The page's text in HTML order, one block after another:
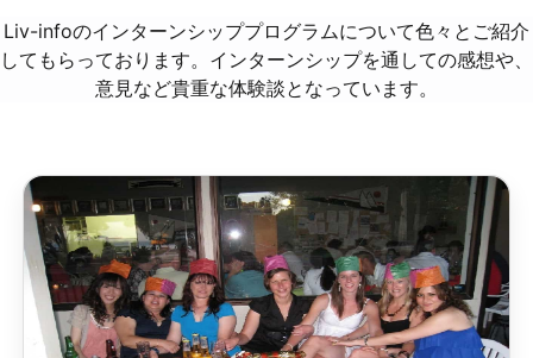
Liv-infoのインターンシッププログラムについて色々とご紹介
してもらっております。インターンシップを通しての感想や、
意見など貴重な体験談となっています。